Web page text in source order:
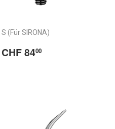
S (Für SIRONA)
Normaler
Preis
CHF 8400